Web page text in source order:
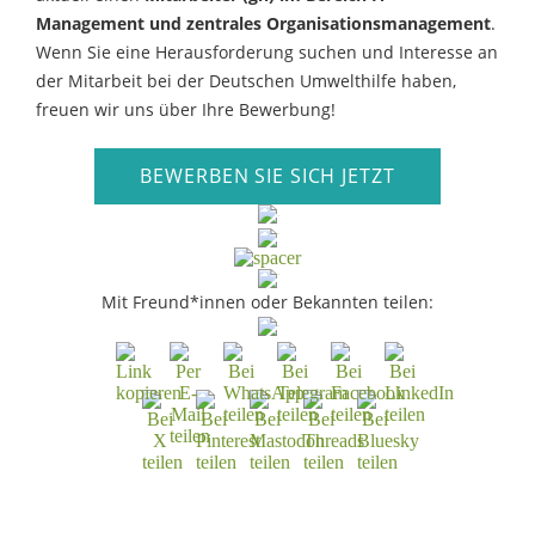
Management und zentrales Organisationsmanagement.
Wenn Sie eine Herausforderung suchen und Interesse an
der Mitarbeit bei der Deutschen Umwelthilfe haben,
freuen wir uns über Ihre Bewerbung!
BEWERBEN SIE SICH JETZT
Mit Freund*innen oder Bekannten teilen: